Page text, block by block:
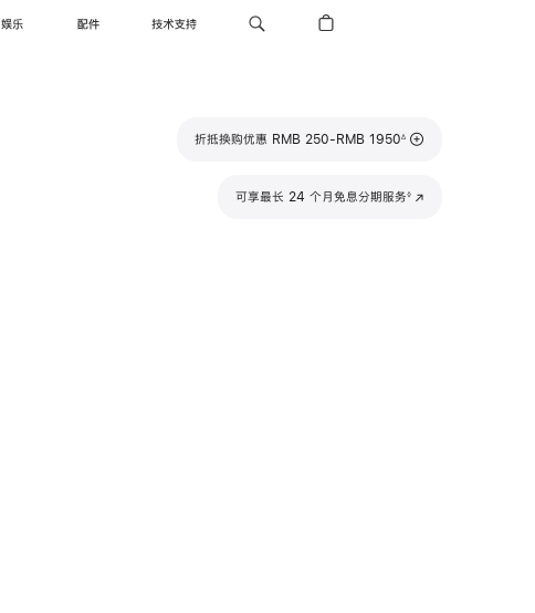
娱乐 配件 技术支持
折抵换购优惠 RMB 250-RMB 1950注
∆
可享最长 24 个月免息分期服务注
◊
(在